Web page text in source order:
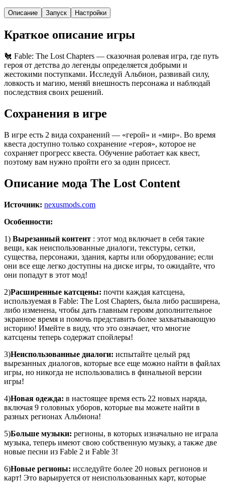
Описание Запуск Настройки
Краткое описание игры
🐔 Fable: The Lost Chapters — сказочная ролевая игра, где путь
героя от детства до легенды определяется добрыми и
жестокими поступками. Исследуй Альбион, развивай силу,
ловкость и магию, меняй внешность персонажа и наблюдай
последствия своих решений.
Сохранения в игре
В игре есть 2 вида сохранений — «герой» и «мир». Во время
квеста доступно только сохранение «героя», которое не
сохраняет прогресс квеста. Обучение работает как квест,
поэтому вам нужно пройти его за один присест.
Описание мода The Lost Content
Источник: nexusmods.com
Особенности:
1) Вырезанный контент : этот мод включает в себя такие
вещи, как неиспользованные диалоги, текстуры, сетки,
существа, персонажи, здания, карты или оборудование; если
они все еще легко доступны на диске игры, то ожидайте, что
они попадут в этот мод!
2)Расширенные катсцены: почти каждая катсцена,
используемая в Fable: The Lost Chapters, была либо расширена,
либо изменена, чтобы дать главным героям дополнительное
экранное время и помочь представить более захватывающую
историю! Имейте в виду, что это означает, что многие
катсцены теперь содержат спойлеры!
3)Неиспользованные диалоги: испытайте целый ряд
вырезанных диалогов, которые все еще можно найти в файлах
игры, но никогда не использовались в финальной версии
игры!
4)Новая одежда: в настоящее время есть 22 новых наряда,
включая 9 головных уборов, которые вы можете найти в
разных регионах Альбиона!
5)Больше музыки: регионы, в которых изначально не играла
музыка, теперь имеют свою собственную музыку, а также две
новые песни из Fable 2 и Fable 3!
6)Новые регионы: исследуйте более 20 новых регионов и
карт! Это варьируется от неиспользованных карт, которые